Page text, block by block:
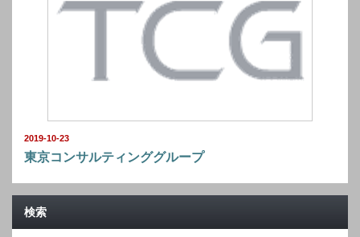
2019-10-23
東京コンサルティンググループ
検索